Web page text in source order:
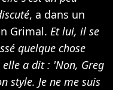
, a dans un
Grimal. Et lui, il se
quelque chose
elle a dit : 'Non, Greg
style. Je ne me suis